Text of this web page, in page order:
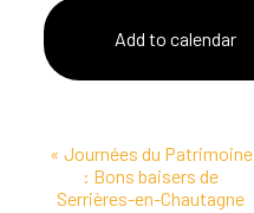
Add to calendar
Event
Navigation
« Journées du Patrimoine
: Bons baisers de
Serrières-en-Chautagne